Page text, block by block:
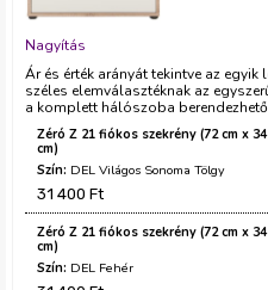
Nagyítás
Ár és érték arányát tekintve az
széles elemválasztéknak az
a komplett hálószoba
Zéró Z 21 fiókos szekrény (72 cm x
cm)
DEL Világos Sonoma Tölgy
31 400 Ft
Zéró Z 21 fiókos szekrény (72 cm x
cm)
DEL Fehér